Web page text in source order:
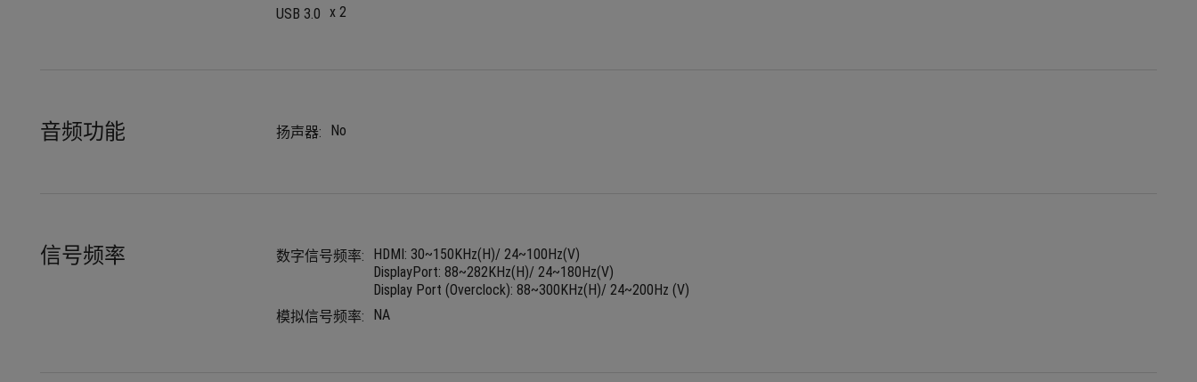
USB 3.0 x 2
音频功能 扬声器: No
信号频率 数字信号频率:
HDMI: 30~150KHz(H)/ 24~100Hz(V)
DisplayPort: 88~282KHz(H)/ 24~180Hz(V)
Display Port (Overclock): 88~300KHz(H)/ 24~200Hz (V)
模拟信号频率:
NA